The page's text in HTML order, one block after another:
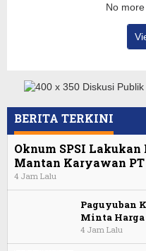
No
BERITA TERKINI
Oknum SPSI
Mantan Karyawan
4 Jam Lalu
Paguyuban
Minta
4 Jam Lalu